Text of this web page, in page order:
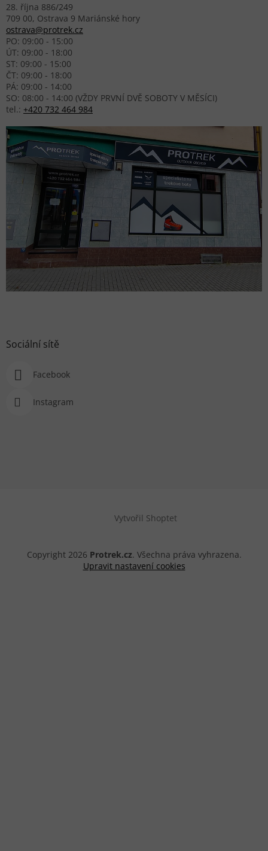
28. října 886/249
709 00, Ostrava 9 Mariánské hory
ostrava@protrek.cz
PO: 09:00 - 15:00
ÚT: 09:00 - 18:00
ST: 09:00 - 15:00
ČT: 09:00 - 18:00
PÁ: 09:00 - 14:00
SO: 08:00 - 14:00 (VŽDY PRVNÍ DVĚ SOBOTY V MĚSÍCI)
tel.: +420 732 464 984
Sociální sítě
Facebook
Instagram
Vytvořil Shoptet
Copyright 2026 Protrek.cz. Všechna práva vyhrazena.
Upravit nastavení cookies